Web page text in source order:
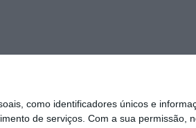
como identificadores únicos e
de serviços. Com a sua permissão,